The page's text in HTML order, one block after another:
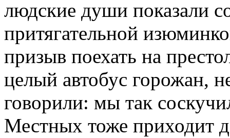
людские души показали
притягательной
призыв поехать на
целый автобус горожан,
говорили: мы так
Местных тоже приходит